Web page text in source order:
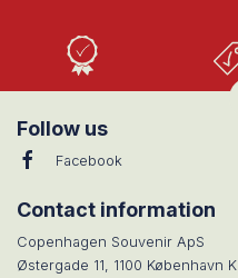
Kvalitet
Follow us
Facebook
Contact information
Copenhagen Souvenir ApS
Østergade 11, 1100 København K